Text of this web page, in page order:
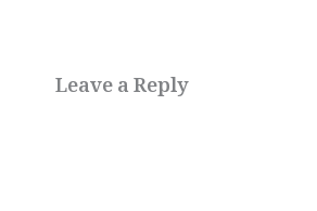
Leave a Reply